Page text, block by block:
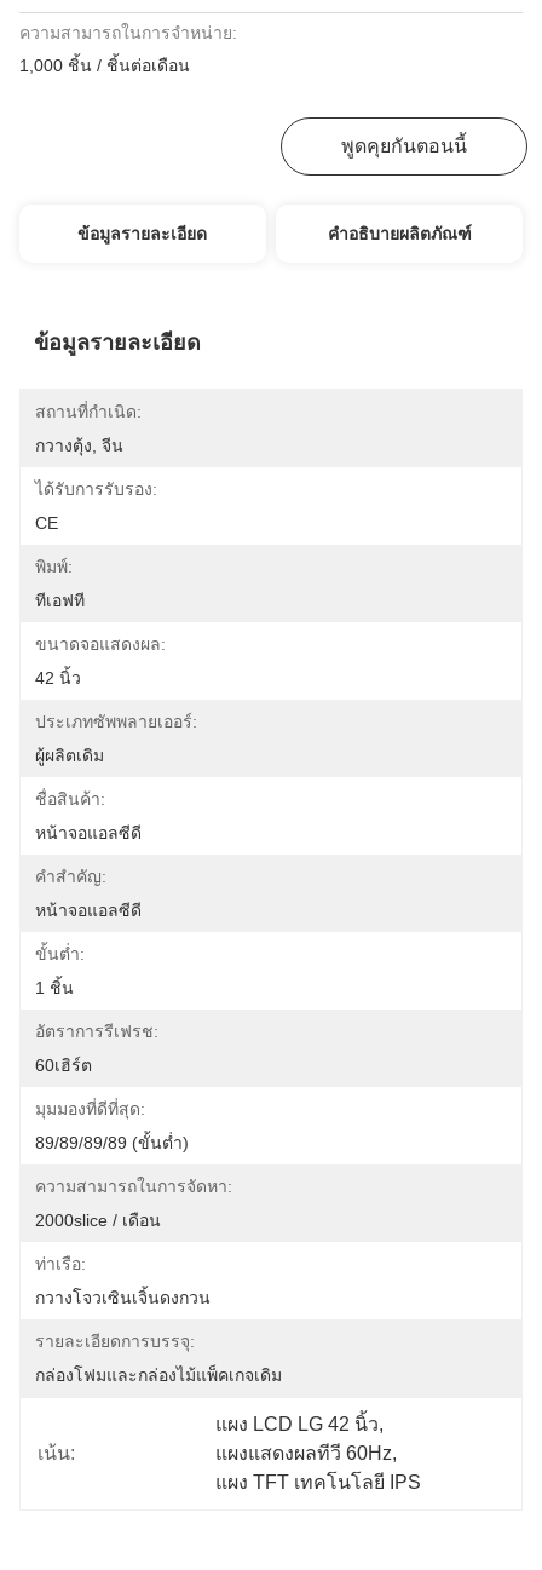
ความสามารถในการจําหน่าย:
1,000 ชิ้น / ชิ้นต่อเดือน
พูดคุยกันตอนนี้
ข้อมูลรายละเอียด คำอธิบายผลิตภัณฑ์
ข้อมูลรายละเอียด
สถานที่กำเนิด:
กวางตุ้ง, จีน
ได้รับการรับรอง:
CE
พิมพ์:
ทีเอฟที
ขนาดจอแสดงผล:
42 นิ้ว
ประเภทซัพพลายเออร์:
ผู้ผลิตเดิม
ชื่อสินค้า:
หน้าจอแอลซีดี
คำสำคัญ:
หน้าจอแอลซีดี
ขั้นต่ำ:
1 ชิ้น
อัตราการรีเฟรช:
60เฮิร์ต
มุมมองที่ดีที่สุด:
89/89/89/89 (ขั้นต่ำ)
ความสามารถในการจัดหา:
2000slice / เดือน
ท่าเรือ:
กวางโจวเซินเจิ้นดงกวน
รายละเอียดการบรรจุ:
กล่องโฟมและกล่องไม้แพ็คเกจเดิม
เน้น:
แผง LCD LG 42 นิ้ว,
แผงแสดงผลทีวี 60Hz,
แผง TFT เทคโนโลยี IPS